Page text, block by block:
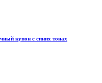
купон с синих тонах